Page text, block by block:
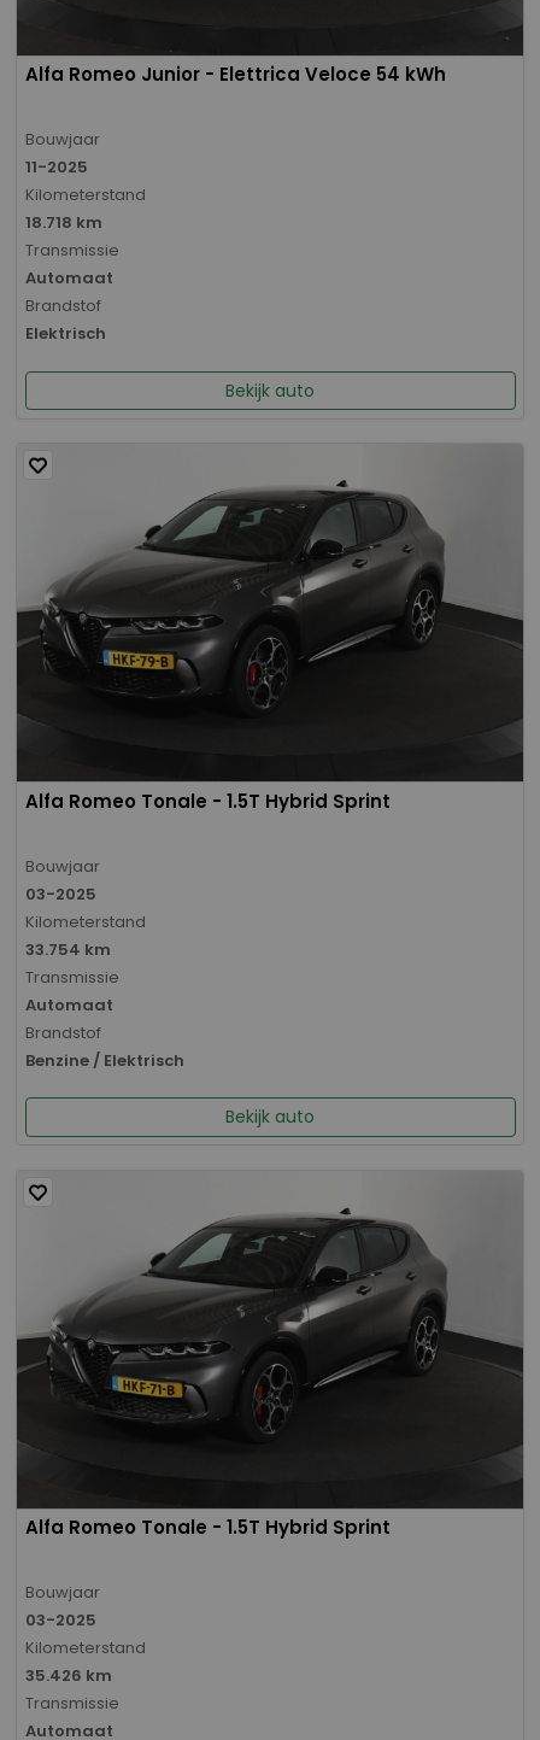
Alfa Romeo Junior - Elettrica Veloce 54 kWh
Bouwjaar
11-2025
Kilometerstand
18.718 km
Transmissie
Automaat
Brandstof
Elektrisch
Bekijk auto
Alfa Romeo Tonale - 1.5T Hybrid Sprint
Bouwjaar
03-2025
Kilometerstand
33.754 km
Transmissie
Automaat
Brandstof
Benzine / Elektrisch
Bekijk auto
Alfa Romeo Tonale - 1.5T Hybrid Sprint
Bouwjaar
03-2025
Kilometerstand
35.426 km
Transmissie
Automaat